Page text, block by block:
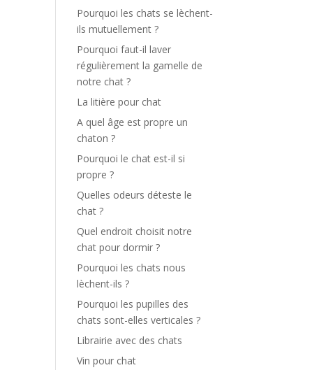
Pourquoi les chats se lèchent-
ils mutuellement ?
Pourquoi faut-il laver
régulièrement la gamelle de
notre chat ?
La litière pour chat
A quel âge est propre un
chaton ?
Pourquoi le chat est-il si
propre ?
Quelles odeurs déteste le
chat ?
Quel endroit choisit notre
chat pour dormir ?
Pourquoi les chats nous
lèchent-ils ?
Pourquoi les pupilles des
chats sont-elles verticales ?
Librairie avec des chats
Vin pour chat